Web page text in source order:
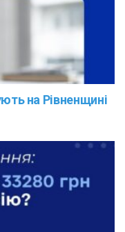
на Рівненщині